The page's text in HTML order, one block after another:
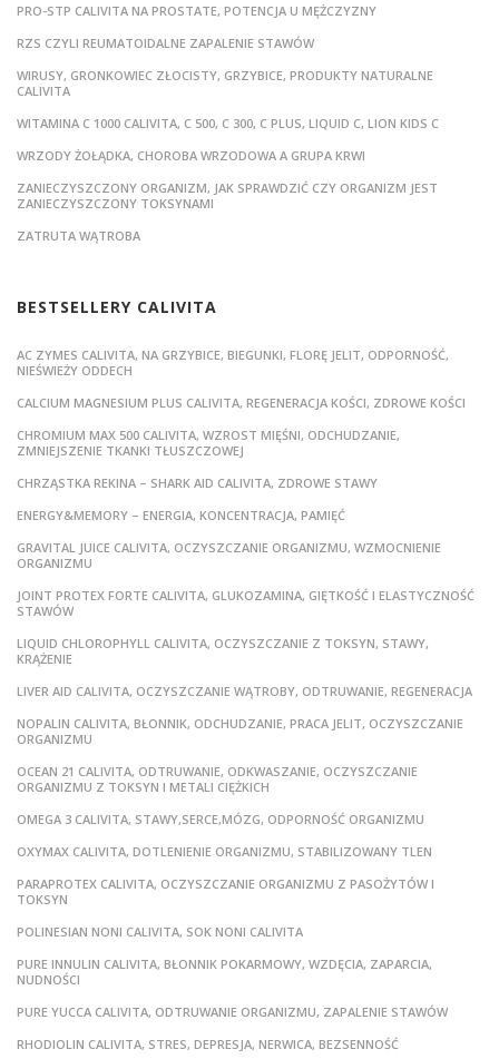
PRO-STP CALIVITA NA PROSTATE, POTENCJA U MĘŻCZYZNY
RZS CZYLI REUMATOIDALNE ZAPALENIE STAWÓW
WIRUSY, GRONKOWIEC ZŁOCISTY, GRZYBICE, PRODUKTY NATURALNE
CALIVITA
WITAMINA C 1000 CALIVITA, C 500, C 300, C PLUS, LIQUID C, LION KIDS C
WRZODY ŻOŁĄDKA, CHOROBA WRZODOWA A GRUPA KRWI
ZANIECZYSZCZONY ORGANIZM, JAK SPRAWDZIĆ CZY ORGANIZM JEST
ZANIECZYSZCZONY TOKSYNAMI
ZATRUTA WĄTROBA
BESTSELLERY CALIVITA
AC ZYMES CALIVITA, NA GRZYBICE, BIEGUNKI, FLORĘ JELIT, ODPORNOŚĆ,
NIEŚWIEŻY ODDECH
CALCIUM MAGNESIUM PLUS CALIVITA, REGENERACJA KOŚCI, ZDROWE KOŚCI
CHROMIUM MAX 500 CALIVITA, WZROST MIĘŚNI, ODCHUDZANIE,
ZMNIEJSZENIE TKANKI TŁUSZCZOWEJ
CHRZĄSTKA REKINA – SHARK AID CALIVITA, ZDROWE STAWY
ENERGY&MEMORY – ENERGIA, KONCENTRACJA, PAMIĘĆ
GRAVITAL JUICE CALIVITA, OCZYSZCZANIE ORGANIZMU, WZMOCNIENIE
ORGANIZMU
JOINT PROTEX FORTE CALIVITA, GLUKOZAMINA, GIĘTKOŚĆ I ELASTYCZNOŚĆ
STAWÓW
LIQUID CHLOROPHYLL CALIVITA, OCZYSZCZANIE Z TOKSYN, STAWY,
KRĄŻENIE
LIVER AID CALIVITA, OCZYSZCZANIE WĄTROBY, ODTRUWANIE, REGENERACJA
NOPALIN CALIVITA, BŁONNIK, ODCHUDZANIE, PRACA JELIT, OCZYSZCZANIE
ORGANIZMU
OCEAN 21 CALIVITA, ODTRUWANIE, ODKWASZANIE, OCZYSZCZANIE
ORGANIZMU Z TOKSYN I METALI CIĘŻKICH
OMEGA 3 CALIVITA, STAWY,SERCE,MÓZG, ODPORNOŚĆ ORGANIZMU
OXYMAX CALIVITA, DOTLENIENIE ORGANIZMU, STABILIZOWANY TLEN
PARAPROTEX CALIVITA, OCZYSZCZANIE ORGANIZMU Z PASOŻYTÓW I
TOKSYN
POLINESIAN NONI CALIVITA, SOK NONI CALIVITA
PURE INNULIN CALIVITA, BŁONNIK POKARMOWY, WZDĘCIA, ZAPARCIA,
NUDNOŚCI
PURE YUCCA CALIVITA, ODTRUWANIE ORGANIZMU, ZAPALENIE STAWÓW
RHODIOLIN CALIVITA, STRES, DEPRESJA, NERWICA, BEZSENNOŚĆ